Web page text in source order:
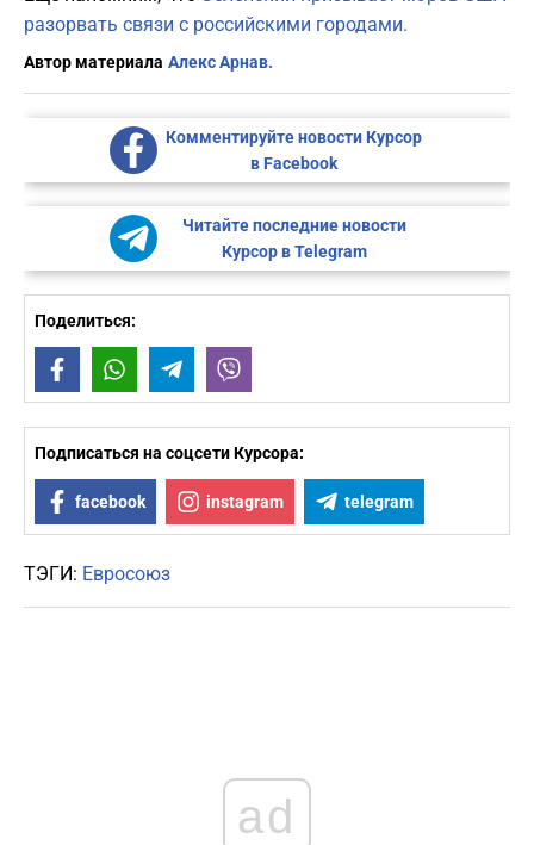
разорвать связи с российскими городами.
Автор материала Алекс Арнав.
Комментируйте новости Курсор
в Facebook
Читайте последние новости
Курсор в Telegram
Поделиться:
FacebookWhatsAppTelegram
Подписаться на соцсети Курсора:
facebook instagram telegram
ТЭГИ: Евросоюз
ad